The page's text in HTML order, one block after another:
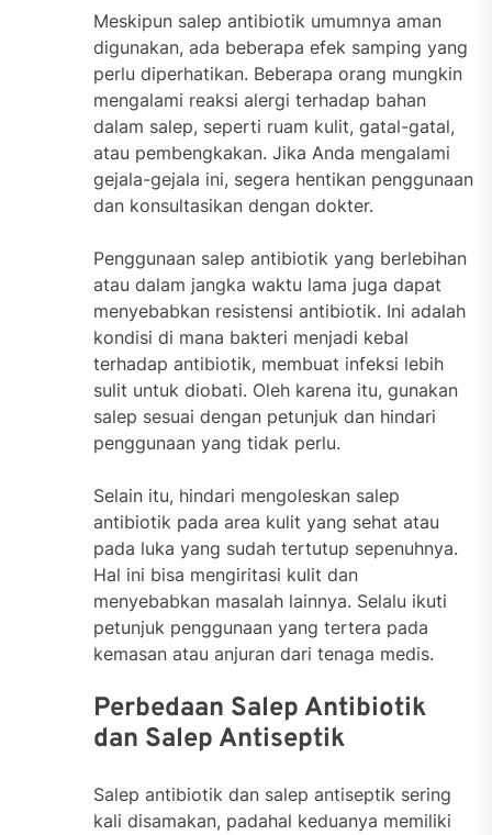
Meskipun salep antibiotik umumnya aman
digunakan, ada beberapa efek samping yang
perlu diperhatikan. Beberapa orang mungkin
mengalami reaksi alergi terhadap bahan
dalam salep, seperti ruam kulit, gatal-gatal,
atau pembengkakan. Jika Anda mengalami
gejala-gejala ini, segera hentikan penggunaan
dan konsultasikan dengan dokter.
Penggunaan salep antibiotik yang berlebihan
atau dalam jangka waktu lama juga dapat
menyebabkan resistensi antibiotik. Ini adalah
kondisi di mana bakteri menjadi kebal
terhadap antibiotik, membuat infeksi lebih
sulit untuk diobati. Oleh karena itu, gunakan
salep sesuai dengan petunjuk dan hindari
penggunaan yang tidak perlu.
Selain itu, hindari mengoleskan salep
antibiotik pada area kulit yang sehat atau
pada luka yang sudah tertutup sepenuhnya.
Hal ini bisa mengiritasi kulit dan
menyebabkan masalah lainnya. Selalu ikuti
petunjuk penggunaan yang tertera pada
kemasan atau anjuran dari tenaga medis.
Perbedaan Salep Antibiotik
dan Salep Antiseptik
Salep antibiotik dan salep antiseptik sering
kali disamakan, padahal keduanya memiliki